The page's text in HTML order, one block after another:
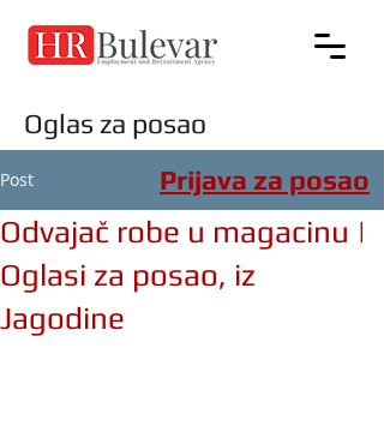
Oglas za posao
Post
Odvajač robe u magacinu |
Oglasi za posao, iz
Jagodine
Prijava za posao